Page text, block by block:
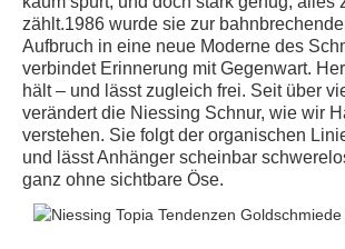
zählt.1986 wurde sie zur
Aufbruch in eine neue Moderne des
verbindet Erinnerung mit Gegenwart.
hält – und lässt zugleich frei. Seit über
verändert die Niessing Schnur, wie wir
verstehen. Sie folgt der organischen
und lässt Anhänger scheinbar
ganz ohne sichtbare Öse.